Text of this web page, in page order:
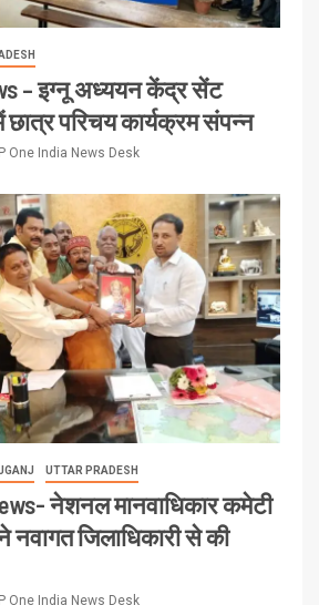
– इग्नू अध्ययन केंद्र सेंट
परिचय कार्यक्रम संपन्न
One India News Desk
UTTAR PRADESH
नेशनल मानवाधिकार कमेटी
नवागत जिलाधिकारी से की
One India News Desk